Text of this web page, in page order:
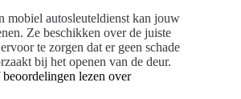
mobiel autosleuteldienst kan jouw
Ze beschikken over de juiste
te zorgen dat er geen schade
bij het openen van de deur.
lezen over